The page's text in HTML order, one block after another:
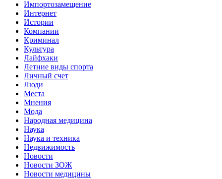
Импортозамещение
Интернет
Истории
Компании
Криминал
Культура
Лайфхаки
Летние виды спорта
Личный счет
Люди
Места
Мнения
Мода
Народная медицина
Наука
Наука и техника
Недвижимость
Новости
Новости ЗОЖ
Новости медицины